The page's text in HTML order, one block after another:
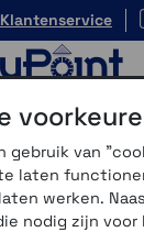
Klantenservice
Onze
gekregen.
maar dan in een
allemaal nieuw
gebruik van
laten
werken.
nodig zijn